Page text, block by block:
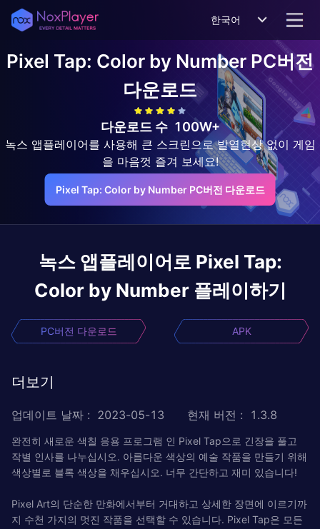
한국어
Pixel Tap: Color by Number PC버전
다운로드
다운로드 수 100W+
녹스 앱플레이어를 사용해 큰 스크린으로 발열현상 없이 게임
을 마음껏 즐겨 보세요!
Pixel Tap: Color by Number PC버전 다운로드
녹스 앱플레이어로 Pixel Tap:
Color by Number 플레이하기
PC버전 다운로드 APK
더보기
업데이트 날짜 : 2023-05-13 현재 버전 : 1.3.8
완전히 새로운 색칠 응용 프로그램 인 Pixel Tap으로 긴장을 풀고
작별 인사를 나누십시오. 아름다운 색상의 예술 작품을 만들기 위해
색상별로 블록 색상을 채우십시오. 너무 간단하고 재미 있습니다!
Pixel Art의 단순한 만화에서부터 거대하고 상세한 장면에 이르기까
지 수천 가지의 멋진 작품을 선택할 수 있습니다. Pixel Tap은 모든